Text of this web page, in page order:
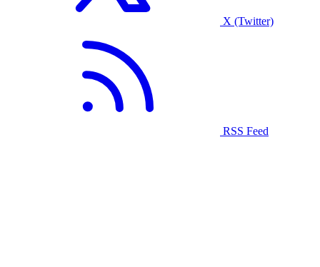
X (Twitter)
RSS Feed